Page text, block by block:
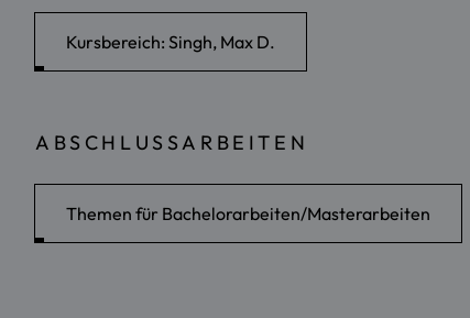
Kursbereich: Singh, Max D.
ABSCHLUSSARBEITEN
Themen für Bachelorarbeiten/Masterarbeiten